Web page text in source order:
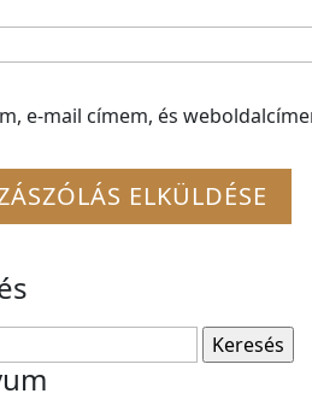
e-mail címem, és